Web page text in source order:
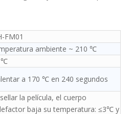
FM01
ambiente ~ 210 ℃
a 170 ℃ en 240 segundos
la película, el cuerpo
baja su temperatura: ≤3℃ y